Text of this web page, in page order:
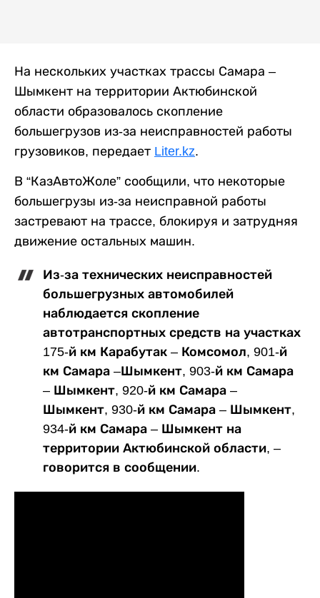
На нескольких участках трассы Самара –
Шымкент на территории Актюбинской
области образовалось скопление
большегрузов из-за неисправностей работы
грузовиков, передает Liter.kz.
В “КазАвтоЖоле” сообщили, что некоторые
большегрузы из-за неисправной работы
застревают на трассе, блокируя и затрудняя
движение остальных машин.
Из-за технических неисправностей
большегрузных автомобилей
наблюдается скопление
автотранспортных средств на участках
175-й км Карабутак – Комсомол, 901-й
км Самара –Шымкент, 903-й км Самара
– Шымкент, 920-й км Самара –
Шымкент, 930-й км Самара – Шымкент,
934-й км Самара – Шымкент на
территории Актюбинской области, –
говорится в сообщении.